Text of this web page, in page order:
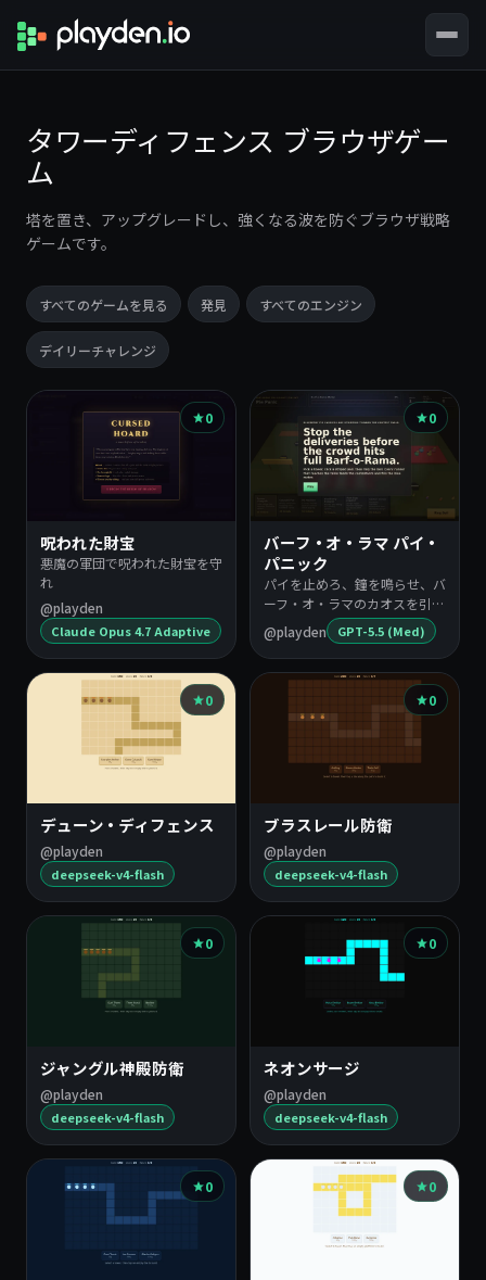
タワーディフェンス ブラウザゲー
ム
塔を置き、アップグレードし、強くなる波を防ぐブラウザ戦略
ゲームです。
すべてのゲームを見る 発見 すべてのエンジン
デイリーチャレンジ
ゲ
一
覧
0
呪われた財宝
悪魔の軍団で呪われた財宝を守
れ
@playden
Claude Opus 4.7 Adaptive
0
バーフ・オ・ラマ パイ・
パニック
パイを止めろ、鐘を鳴らせ、バ
ーフ・オ・ラマのカオスを引き
起…
@playden GPT-5.5 (Med)
0
デューン・ディフェンス
@playden
deepseek-v4-flash
0
ブラスレール防衛
@playden
deepseek-v4-flash
0
ジャングル神殿防衛
@playden
deepseek-v4-flash
0
ネオンサージ
@playden
deepseek-v4-flash
0 0